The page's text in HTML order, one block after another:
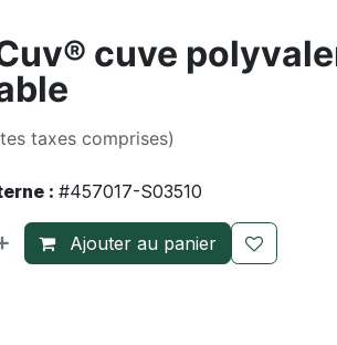
cuve
taxes comprises)
: #457017-S03510
Ajouter au panier